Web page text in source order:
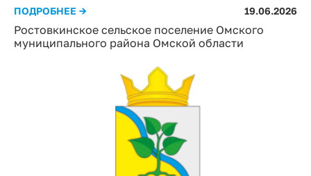
Ростовкинское сельское поселение Омского
муниципального района Омской области
ПОДРОБНЕЕ → 19.06.2026